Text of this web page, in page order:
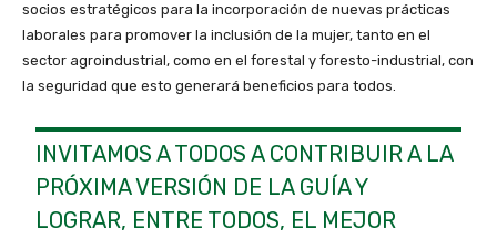
socios estratégicos para la incorporación de nuevas prácticas
laborales para promover la inclusión de la mujer, tanto en el
sector agroindustrial, como en el forestal y foresto-industrial, con
la seguridad que esto generará beneficios para todos.
INVITAMOS A TODOS A CONTRIBUIR A LA
PRÓXIMA VERSIÓN DE LA GUÍA Y
LOGRAR, ENTRE TODOS, EL MEJOR